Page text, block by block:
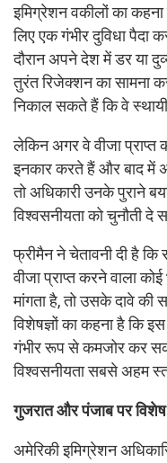
इमिग्रेशन वकीलों का
लिए एक गंभीर दुविधा
दौरान अपने देश में डर या
तुरंत रिजेक्शन का सामना
निकाल सकते हैं कि वे
लेकिन अगर वे वीजा
इनकार करते हैं और बाद में
तो अधिकारी उनके पुराने
विश्वसनीयता को चुनौती दे
फ्रीमैन ने चेतावनी दी है
वीजा प्राप्त करने वाला
मांगता है, तो उसके दावे की
विशेषज्ञों का कहना है कि
गंभीर रूप से कमजोर कर
विश्वसनीयता सबसे अहम
गुजरात और पंजाब पर
अमेरिकी इमिग्रेशन